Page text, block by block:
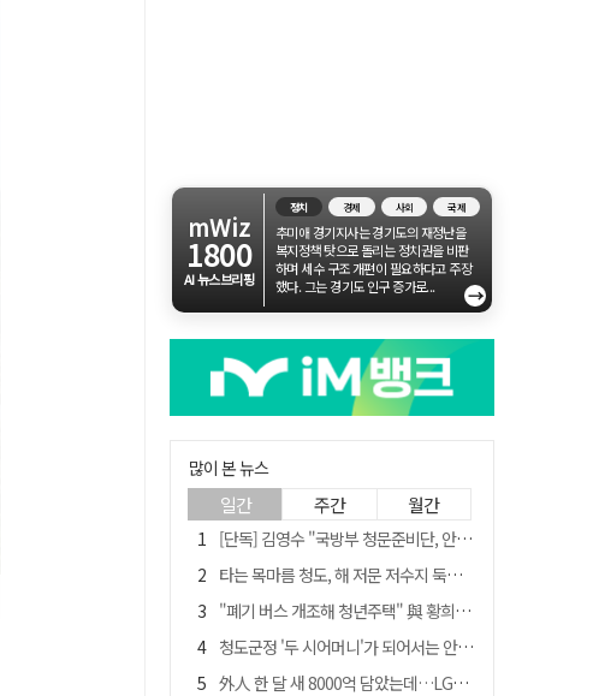
mWiz
1800
AI 뉴스브리핑
정치 경제 사회 국제
추미애 경기지사는 경기도의 재정난을
복지정책 탓으로 돌리는 정치권을 비판
하며 세수 구조 개편이 필요하다고 주장
했다. 그는 경기도 인구 증가로...
→
많이 본 뉴스
일간 주간 월간
[단독] 김영수 "국방부 청문준비단, 안규백 탈영 알고있었다"
타는 목마름 청도, 해 저문 저수지 둑에 군수가 서 있었다
"폐기 버스 개조해 청년주택" 與 황희…'딸 학비는 年 4200만원'
청도군정 '두 시어머니'가 되어서는 안된다
外人 한 달 새 8000억 담았는데…LG이노텍 목표주가는 왜 엇갈릴까